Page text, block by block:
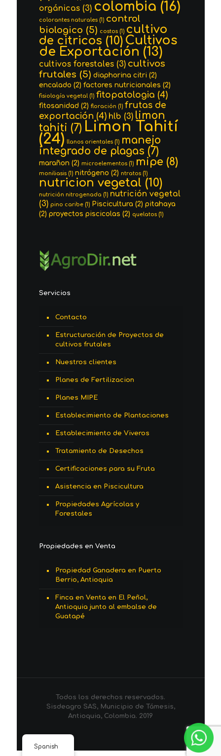
orgánicas(3) colombia (16)
colorantes naturales(1) control
biologico (5) costos(1) cultivo
de citricos (10) Cultivos
de Exportación (13)
cultivos forestales(3) cultivos
frutales (5) diaphorina citri (2)
encalado (2) factores nutricionales (2)
fisiología vegetal (1) fitopatologia (4)
fitosanidad (2) floración (1) frutas de
exportación (4) hlb (3) limon
tahiti (7) Limon Tahití
(24) llanos orientales(1) manejo
integrado de plagas (7)
marañon (2) microelementos(1) mipe (8)
moniliasis(1) nitrógeno (2) ntratos(1)
nutricion vegetal (10)
nutrición nitrogenada (1) nutrición vegetal
(3) pino caribe(1) Piscicultura (2) pitahaya
(2) proyectos piscicolas (2) quelatos(1)
Servicios
Contacto
Estructuración de Proyectos de
cultivos frutales
Nuestros clientes
Planes de Fertilizacion
Planes MIPE
Establecimiento de Plantaciones
Establecimiento de Viveros
Tratamiento de Desechos
Certificaciones para su Fruta
Asistencia en Piscicultura
Propiedades Agrícolas y
Forestales
Propiedades en Venta
Propiedad Ganadera en Puerto
Berrio, Antioquia
Finca en Venta en El Peñol,
Antioquia junto al embalse de
Guatapé
Todos los derechos reservados.
Sisdeagro SAS, Municipio de Támesis,
Antioquia, Colombia. 2019
Spanish